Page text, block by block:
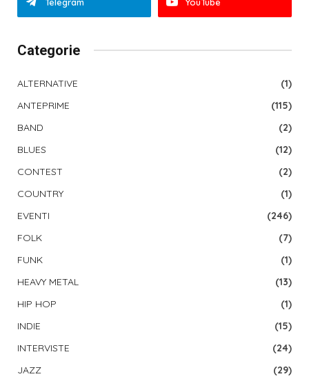
Categorie
ALTERNATIVE
(1)
ANTEPRIME
(115)
BAND
(2)
BLUES
(12)
CONTEST
(2)
COUNTRY
(1)
EVENTI
(246)
FOLK
(7)
FUNK
(1)
HEAVY METAL
(13)
HIP HOP
(1)
INDIE
(15)
INTERVISTE
(24)
JAZZ
(29)